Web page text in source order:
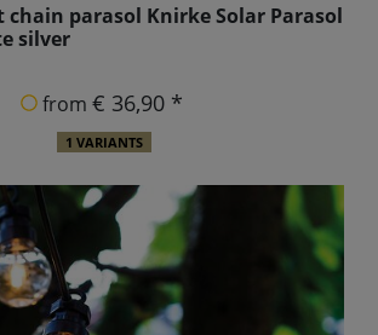
chain parasol Knirke Solar Parasol
silver
from € 36,90 *
1 VARIANTS